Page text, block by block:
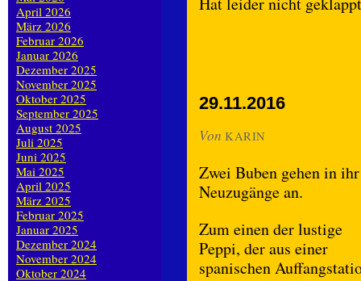
29.11.2016
Von KARIN
Zwei Buben gehen in
Neuzugänge an.
Zum einen der lustige
Peppi, der aus einer
spanischen
April 2026
März 2026
Februar 2026
Januar 2026
Dezember 2025
November 2025
Oktober 2025
September 2025
August 2025
Juli 2025
Juni 2025
Mai 2025
April 2025
März 2025
Februar 2025
Januar 2025
Dezember 2024
November 2024
Oktober 2024